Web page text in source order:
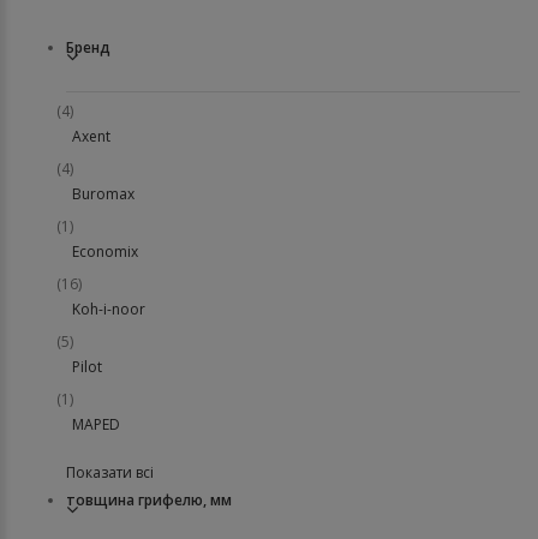
Бренд
Axent
(4)
Buromax
(4)
Economix
(1)
Koh-i-noor
(16)
Pilot
(5)
MAPED
(1)
Показати всі
товщина грифелю, мм